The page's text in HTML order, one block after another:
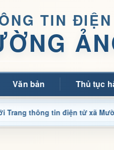
TIN
Văn bản Thủ tục
tin điện tử xã Mường Ảng